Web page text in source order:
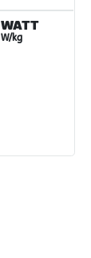
WATT
W/kg